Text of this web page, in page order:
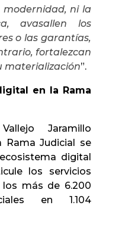
modernidad, ni la
avasallen los
o las garantías,
fortalezcan
materialización”.
en la Rama
Jaramillo
Rama Judicial se
digital
los servicios
más de 6.200
en 1.104